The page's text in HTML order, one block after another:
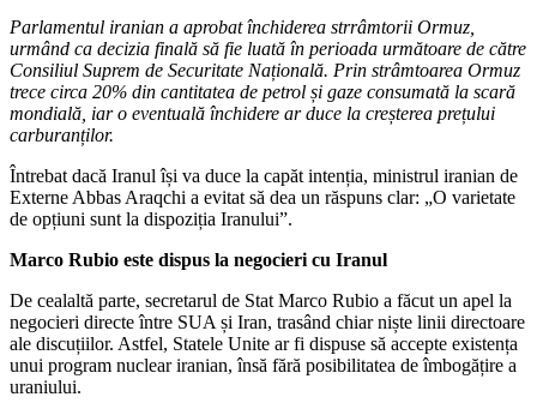
Parlamentul iranian a aprobat închiderea strrâmtorii Ormuz,
urmând ca decizia finală să fie luată în perioada următoare de către
Consiliul Suprem de Securitate Națională. Prin strâmtoarea Ormuz
trece circa 20% din cantitatea de petrol și gaze consumată la scară
mondială, iar o eventuală închidere ar duce la creșterea prețului
carburanților.
Întrebat dacă Iranul își va duce la capăt intenția, ministrul iranian de
Externe Abbas Araqchi a evitat să dea un răspuns clar: „O varietate
de opțiuni sunt la dispoziția Iranului”.
Marco Rubio este dispus la negocieri cu Iranul
De cealaltă parte, secretarul de Stat Marco Rubio a făcut un apel la
negocieri directe între SUA și Iran, trasând chiar niște linii directoare
ale discuțiilor. Astfel, Statele Unite ar fi dispuse să accepte existența
unui program nuclear iranian, însă fără posibilitatea de îmbogățire a
uraniului.